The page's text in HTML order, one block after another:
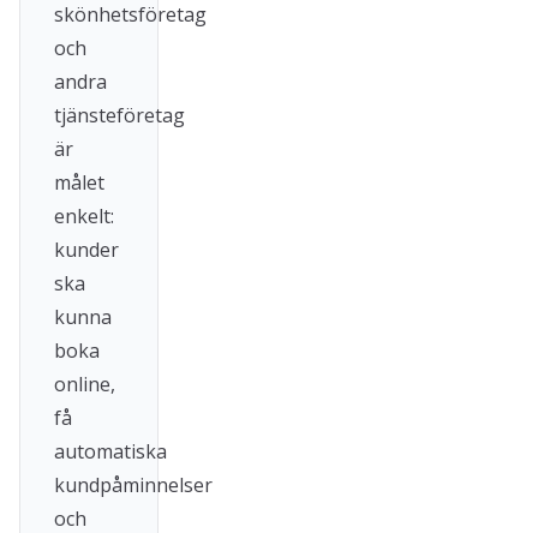
skönhetsföretag
och
andra
tjänsteföretag
är
målet
enkelt:
kunder
ska
kunna
boka
online,
få
automatiska
kundpåminnelser
och